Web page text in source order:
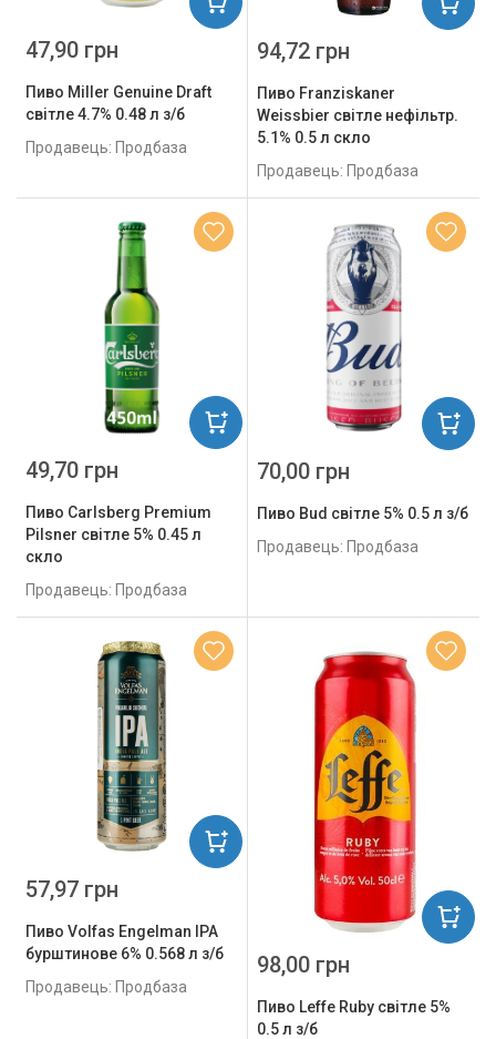
Пиво Miller Genuine Draft
світле 4.7% 0.48 л з/б
Продавець: Продбаза
47,90 грн
Пиво Franziskaner
Weissbier світле нефільтр.
5.1% 0.5 л скло
Продавець: Продбаза
94,72 грн
Пиво Carlsberg Premium
Pilsner світле 5% 0.45 л
скло
Продавець: Продбаза
49,70 грн
Пиво Bud світле 5% 0.5 л з/б
Продавець: Продбаза
70,00 грн
Пиво Volfas Engelman IPA
бурштинове 6% 0.568 л з/б
Продавець: Продбаза
57,97 грн
Пиво Leffe Ruby світле 5%
0.5 л з/б
98,00 грн